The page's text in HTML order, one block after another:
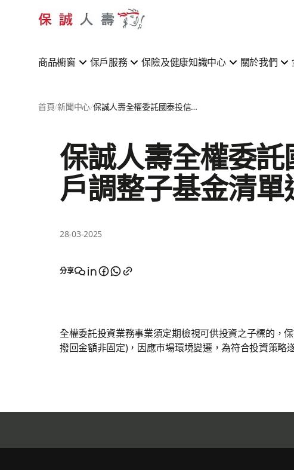
商品櫥窗 保戶服務 保險及健康知識中心 關於我們
首頁 新聞中心 保誠人壽全權委託國泰投信投資帳戶- STAR債券組合帳戶調整子基金清單通知
保誠人壽全權委託
戶調整子基金清單
28-03-2025
分享
全權委託投資業務事業須定期檢視可供投資之子標的，
撥回金額非固定)，因應市場環境變遷，為符合投資策